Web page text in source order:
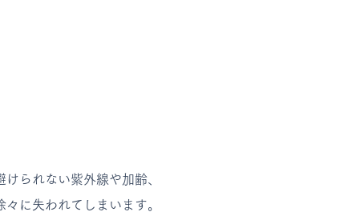
られない紫外線や加齢、
々に失われてしまいます。